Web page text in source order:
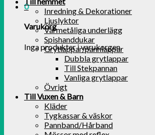
0
Varukorg
Inga produkter i varukorgen.
Inredning & Dekorationer
Ljuslyktor
Värmetåliga underlägg
Spishanddukar
Grytlappar/pannlappar
Dubbla grytlappar
Till Stekpannan
Vanliga grytlappar
Övrigt
Till Vuxen & Barn
Kläder
Tygkassar & väskor
Pannband/Hårband